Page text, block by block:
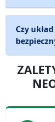
Czy